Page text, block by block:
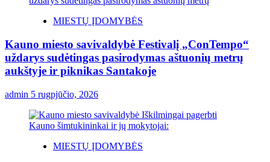
MIESTŲ ĮDOMYBĖS
Kauno miesto savivaldybė Festivalį „ConTempo“
uždarys sudėtingas pasirodymas aštuonių metrų
aukštyje ir piknikas Santakoje
admin 5 rugpjūčio, 2026
MIESTŲ ĮDOMYBĖS